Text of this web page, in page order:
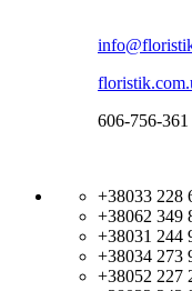
606-756-361
+38033 228
+38062 349
+38031 244
+38034 273
+38052 227